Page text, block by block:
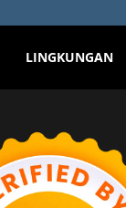
LINGKUNGAN